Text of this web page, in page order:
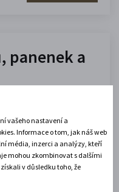
panenek a
vašeho nastavení a
Informace o tom, jak náš web
média, inzerci a analýzy, kteří
mohou zkombinovat s dalšími
v důsledku toho, že